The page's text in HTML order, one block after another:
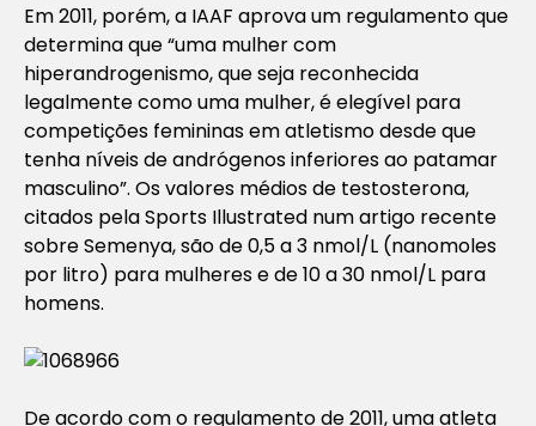
Em 2011, porém, a IAAF aprova um regulamento que
determina que “uma mulher com
hiperandrogenismo, que seja reconhecida
legalmente como uma mulher, é elegível para
competições femininas em atletismo desde que
tenha níveis de andrógenos inferiores ao patamar
masculino”. Os valores médios de testosterona,
citados pelaSports Illustrated num artigo recente
sobre Semenya, são de 0,5 a 3 nmol/L (nanomoles
por litro) para mulheres e de 10 a 30 nmol/L para
homens.
De acordo com o regulamento de 2011, uma atleta